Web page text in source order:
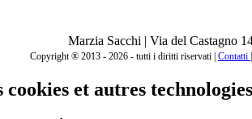
Marzia Sacchi | Via del Castagno
Copyright ® 2013 - 2026 - tutti i diritti riservati | Contatti
et autres